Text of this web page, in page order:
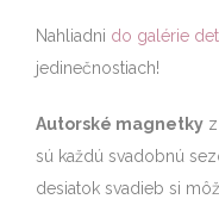
Nahliadni do galérie
jedinečnostiach!
Autorské magnetky
sú každú svadobnú
desiatok svadieb si